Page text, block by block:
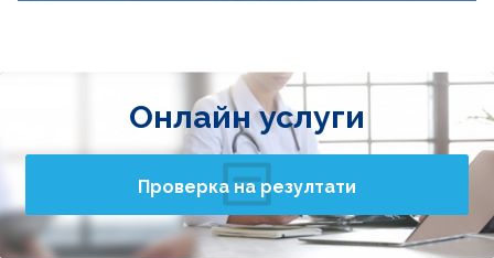
Онлайн услуги
Проверка на резултати